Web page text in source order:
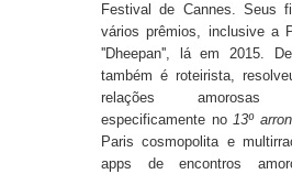
Festival de Cannes. Seus
vários prêmios, inclusive a
''Dheepan'', lá em 2015.
também é roteirista,
relações amorosas
especificamente no 13º
Paris cosmopolita e
apps de encontros